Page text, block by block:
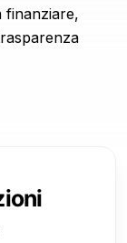
finanziare,